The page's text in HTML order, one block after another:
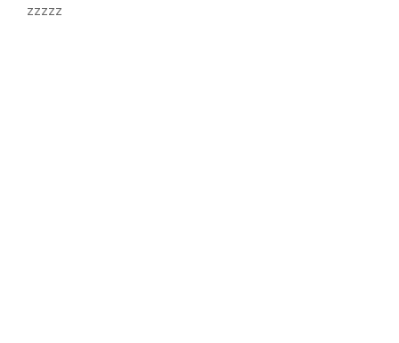
zzzzz